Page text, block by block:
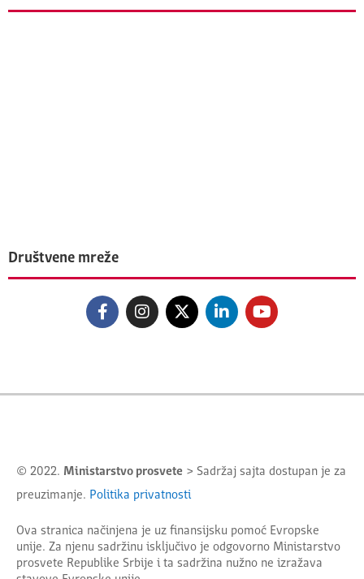
Društvene mreže
© 2022. Ministarstvo prosvete > Sadržaj sajta dostupan je za
preuzimanje. Politika privatnosti
Ova stranica načinjena je uz finansijsku pomoć Evropske
unije. Za njenu sadržinu isključivo je odgovorno Ministarstvo
prosvete Republike Srbije i ta sadržina nužno ne izražava